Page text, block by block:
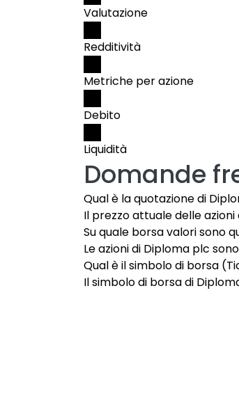
Valutazione
Redditività
Metriche per azione
Debito
Liquidità
Domande
Qual è la quotazione di
Il prezzo attuale delle
Su quale borsa valori sono
Le azioni di Diploma plc
Qual è il simbolo di borsa
Il simbolo di borsa di